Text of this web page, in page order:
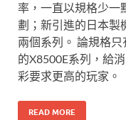
率，一直以規格少一
劃；新引進的日本製
兩個系列。 論規格
的X8500E系列，給
彩要求更高的玩家。
READ MORE